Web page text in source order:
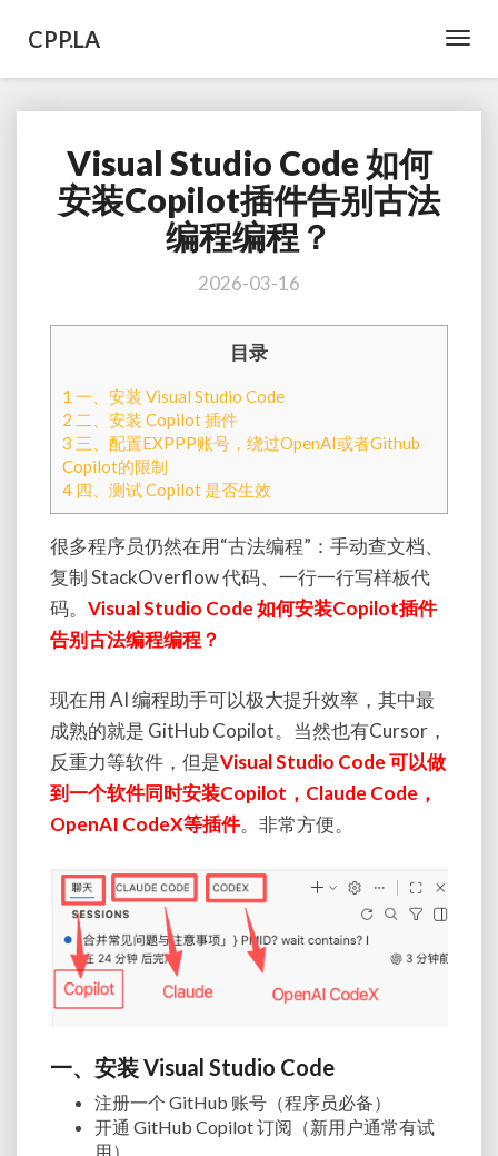
CPP.LA
Visual
Studio
Code
如
何
安
Copilot
插
告
古
编
编
程？
Visual Studio Code 如何
安装Copilot插件告别古法
编程编程？
2026-03-16
目录
1 一、安装 Visual Studio Code
2 二、安装 Copilot 插件
3 三、配置EXPPP账号，绕过OpenAI或者Github
Copilot的限制
4 四、测试 Copilot 是否生效
很多程序员仍然在用“古法编程”：手动查文档、
复制 StackOverflow 代码、一行一行写样板代
码。 Visual Studio Code 如何安装Copilot插件
告别古法编程编程？
现在用 AI 编程助手可以极大提升效率，其中最
成熟的就是 GitHub Copilot。当然也有Cursor，
反重力等软件，但是Visual Studio Code 可以做
到一个软件同时安装Copilot，Claude Code，
OpenAI CodeX等插件。非常方便。
一、安装Visual Studio Code
注册一个 GitHub 账号（程序员必备）
开通 GitHub Copilot 订阅（新用户通常有试
用）